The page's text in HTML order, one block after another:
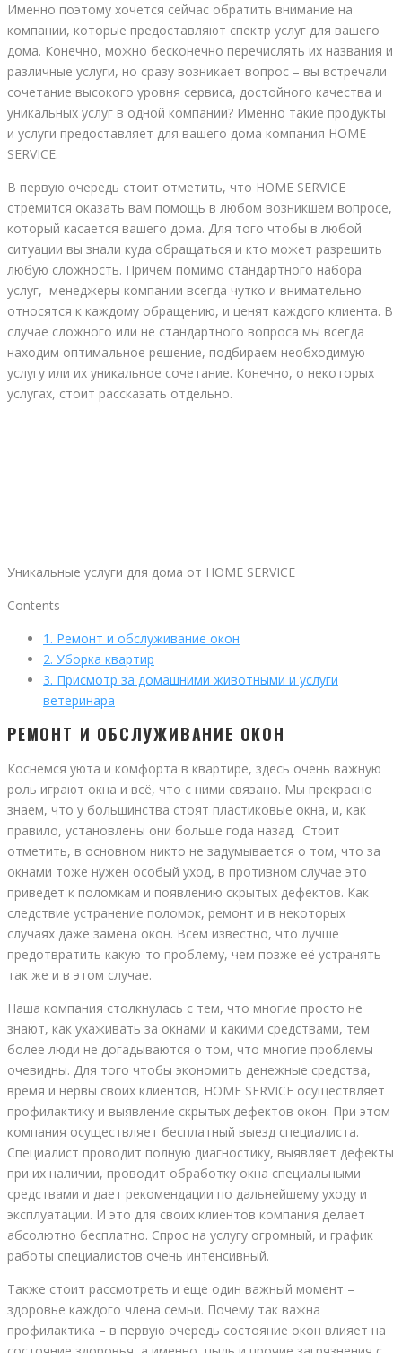
Именно поэтому хочется сейчас обратить внимание на
компании, которые предоставляют спектр услуг для вашего
дома. Конечно, можно бесконечно перечислять их названия и
различные услуги, но сразу возникает вопрос – вы встречали
сочетание высокого уровня сервиса, достойного качества и
уникальных услуг в одной компании? Именно такие продукты
и услуги предоставляет для вашего дома компания HOME
SERVICE.
В первую очередь стоит отметить, что HOME SERVICE
стремится оказать вам помощь в любом возникшем вопросе,
который касается вашего дома. Для того чтобы в любой
ситуации вы знали куда обращаться и кто может разрешить
любую сложность. Причем помимо стандартного набора
услуг, менеджеры компании всегда чутко и внимательно
относятся к каждому обращению, и ценят каждого клиента. В
случае сложного или не стандартного вопроса мы всегда
находим оптимальное решение, подбираем необходимую
услугу или их уникальное сочетание. Конечно, о некоторых
услугах, стоит рассказать отдельно.
Уникальные услуги для дома от HOME SERVICE
Contents
1. Ремонт и обслуживание окон
2. Уборка квартир
3. Присмотр за домашними животными и услуги
ветеринара
РЕМОНТ И ОБСЛУЖИВАНИЕ ОКОН
Коснемся уюта и комфорта в квартире, здесь очень важную
роль играют окна и всё, что с ними связано. Мы прекрасно
знаем, что у большинства стоят пластиковые окна, и, как
правило, установлены они больше года назад. Стоит
отметить, в основном никто не задумывается о том, что за
окнами тоже нужен особый уход, в противном случае это
приведет к поломкам и появлению скрытых дефектов. Как
следствие устранение поломок, ремонт и в некоторых
случаях даже замена окон. Всем известно, что лучше
предотвратить какую-то проблему, чем позже её устранять –
так же и в этом случае.
Наша компания столкнулась с тем, что многие просто не
знают, как ухаживать за окнами и какими средствами, тем
более люди не догадываются о том, что многие проблемы
очевидны. Для того чтобы экономить денежные средства,
время и нервы своих клиентов, HOME SERVICE осуществляет
профилактику и выявление скрытых дефектов окон. При этом
компания осуществляет бесплатный выезд специалиста.
Специалист проводит полную диагностику, выявляет дефекты
при их наличии, проводит обработку окна специальными
средствами и дает рекомендации по дальнейшему уходу и
эксплуатации. И это для своих клиентов компания делает
абсолютно бесплатно. Спрос на услугу огромный, и график
работы специалистов очень интенсивный.
Также стоит рассмотреть и еще один важный момент –
здоровье каждого члена семьи. Почему так важна
профилактика – в первую очередь состояние окон влияет на